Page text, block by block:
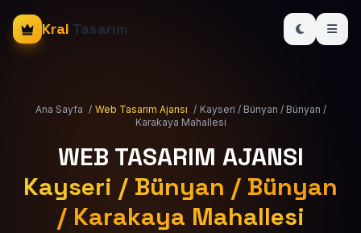
Kral Tasarım
Ana Sayfa / Web Tasarım Ajansı / Kayseri / Bünyan / Bünyan /
Karakaya Mahallesi
WEB TASARIM AJANSI
Kayseri / Bünyan / Bünyan
/ Karakaya Mahallesi